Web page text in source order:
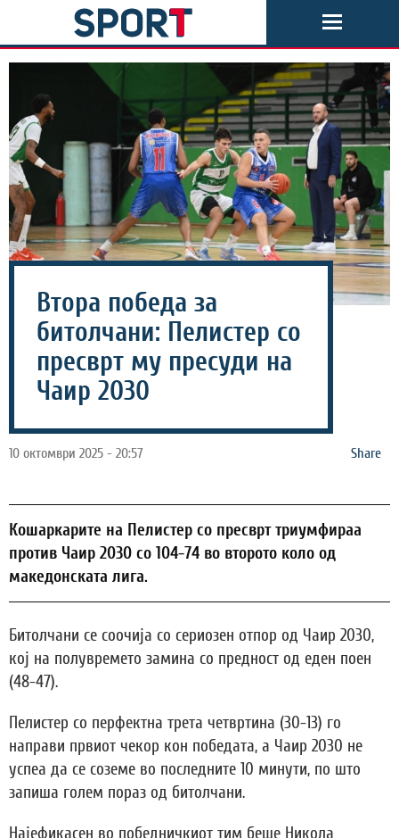
Втора победа за
битолчани: Пелистер со
пресврт му пресуди на
Чаир 2030
10 октомври 2025 - 20:57 Share
Кошаркарите на Пелистер со пресврт триумфираа
против Чаир 2030 со 104-74 во второто коло од
македонската лига.
Битолчани се соочија со сериозен отпор од Чаир 2030,
кој на полувремето замина со предност од еден поен
(48-47).
Пелистер со перфектна трета четвртина (30-13) го
направи првиот чекор кон победата, а Чаир 2030 не
успеа да се соземе во последните 10 минути, по што
запиша голем пораз од битолчани.
Најефикасен во победничкиот тим беше Никола